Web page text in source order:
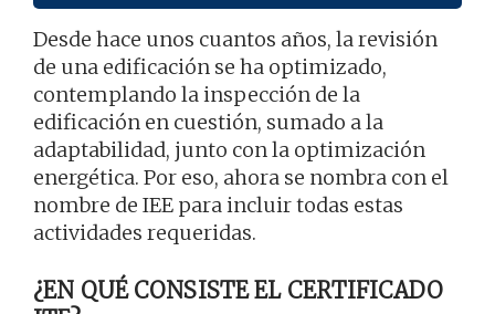
Desde hace unos cuantos años, la revisión
de una edificación se ha optimizado,
contemplando la inspección de la
edificación en cuestión, sumado a la
adaptabilidad, junto con la optimización
energética. Por eso, ahora se nombra con el
nombre de IEE para incluir todas estas
actividades requeridas.
¿EN QUÉ CONSISTE EL CERTIFICADO